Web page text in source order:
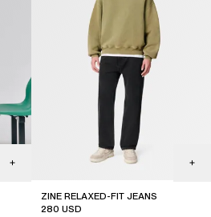
ZINE RELAXED-FIT JEANS
280 USD